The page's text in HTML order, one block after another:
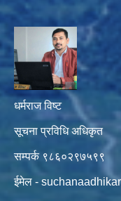
धर्मराज विष्ट
सूचना प्रविधि अधिकृत
सम्पर्क ९८६०२९७५९९
ईमेल -